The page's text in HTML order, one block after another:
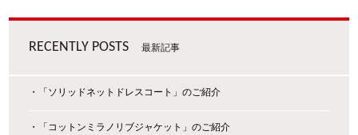
RECENTLY POSTS 最新記事
・「ソリッドネットドレスコート」のご紹介
・「コットンミラノリブジャケット」のご紹介